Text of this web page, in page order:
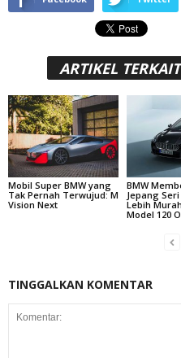
ARTIKEL TERKAIT
Mobil Super BMW yang
Tak Pernah Terwujud: M
Vision Next
BMW
Jepang
Lebih
Model 120
TINGGALKAN KOMENTAR